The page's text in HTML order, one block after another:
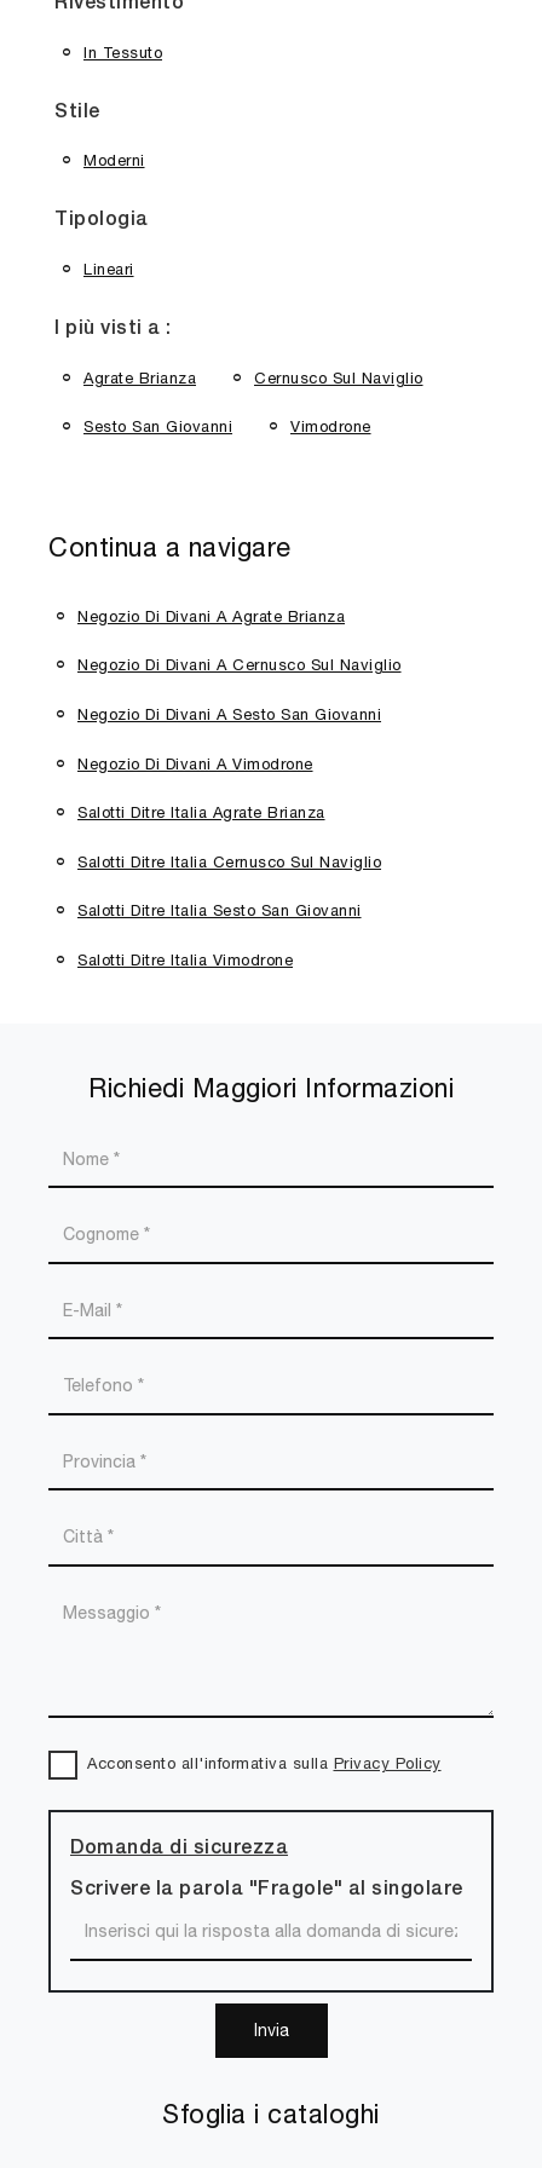
Rivestimento
In Tessuto
Stile
Moderni
Tipologia
Lineari
I più visti a :
Agrate Brianza Cernusco Sul Naviglio
Sesto San Giovanni Vimodrone
Continua a navigare
Negozio Di Divani A Agrate Brianza
Negozio Di Divani A Cernusco Sul Naviglio
Negozio Di Divani A Sesto San Giovanni
Negozio Di Divani A Vimodrone
Salotti Ditre Italia Agrate Brianza
Salotti Ditre Italia Cernusco Sul Naviglio
Salotti Ditre Italia Sesto San Giovanni
Salotti Ditre Italia Vimodrone
Sfoglia i cataloghi
Richiedi Maggiori Informazioni
Acconsento all'informativa sulla Privacy Policy
Domanda di sicurezza
Scrivere la parola "Fragole" al singolare
Invia